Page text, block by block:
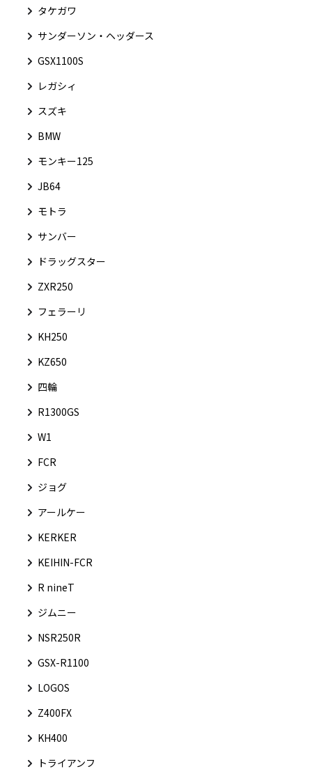
タケガワ
サンダーソン・ヘッダース
GSX1100S
レガシィ
スズキ
BMW
モンキー125
JB64
モトラ
サンバー
ドラッグスター
ZXR250
フェラーリ
KH250
KZ650
四輪
R1300GS
W1
FCR
ジョグ
アールケー
KERKER
KEIHIN-FCR
R nineT
ジムニー
NSR250R
GSX-R1100
LOGOS
Z400FX
KH400
トライアンフ